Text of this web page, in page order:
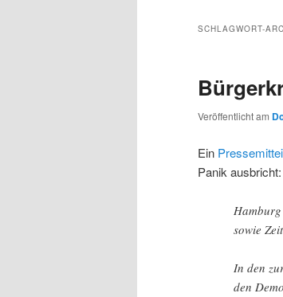
wechseln
SCHLAGWORT-
Veröffentlicht am
Ein
Panik ausbricht:
sowie
In den
den